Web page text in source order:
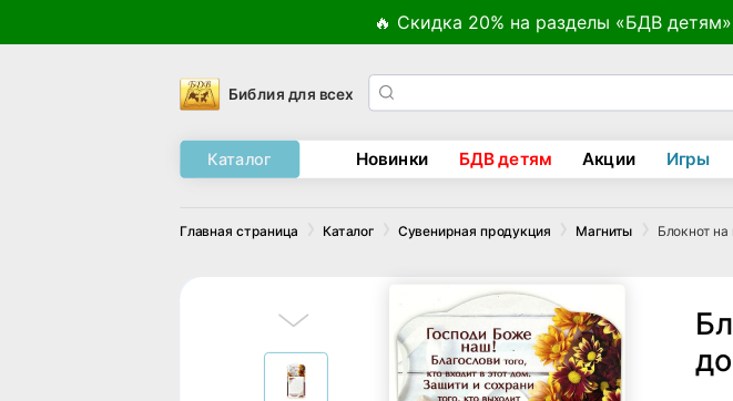
🔥 Скидка 20% на разделы «БДВ
Библия для всех
Каталог Новинки БДВ детям Акции Игры
Главная страница Каталог Сувенирная продукция Магниты Блокнот